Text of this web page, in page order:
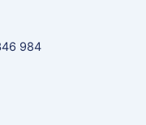
984